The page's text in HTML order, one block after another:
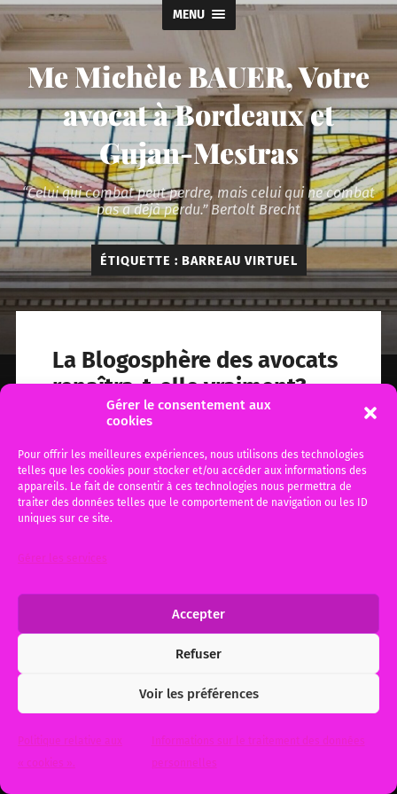
Gérer le consentement aux
cookies
Pour offrir les meilleures expériences, nous utilisons des technologies
telles que les cookies pour stocker et/ou accéder aux informations des
appareils. Le fait de consentir à ces technologies nous permettra de
traiter des données telles que le comportement de navigation ou les ID
uniques sur ce site.
Gérer les services
Accepter
Refuser
Voir les préférences
Politique relative aux
« cookies ».
Informations sur le traitement des données
personnelles
MENU
Me Michèle BAUER, Votre
avocat à Bordeaux et
Gujan-Mestras
“Celui qui combat peut perdre, mais celui qui ne combat
pas a déjà perdu.” Bertolt Brecht
ÉTIQUETTE : BARREAU VIRTUEL
La Blogosphère des avocats
renaîtra-t-elle vraiment?
C’est la question qui a été posée par Anne
juridique DALLOZ et d’Actuel Avocats….
11 mai 2014 0
Me Michèle BAUER, Votre avocat à Bordeaux et Gujan-
Mestras. Theme byAnders Norén.